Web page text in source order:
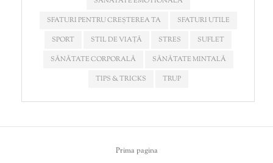
SFATURI PENTRU CREȘTEREA TA
SFATURI UTILE
SPORT
STIL DE VIAȚĂ STRES
SUFLET
SĂNĂTATE CORPORALĂ
SĂNĂTATE MINTALĂ
TIPS & TRICKS
TRUP
Prima pagina